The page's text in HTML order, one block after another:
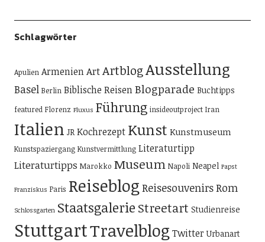
Schlagwörter
Apulien ArmenienArtArtblogAusstellung
Basel Berlin Biblische ReisenBlogparade Buchtipps
featured Florenz Fluxus Führung insideoutproject Iran
Italien JR Kochrezept Kunst Kunstmuseum
Kunstspaziergang Kunstvermittlung Literaturtipp
Literaturtipps Marokko Museum Napoli Neapel Papst
Franziskus Paris Reiseblog ReisesouvenirsRom
Schlossgarten Staatsgalerie Streetart Studienreise
StuttgartTravelblog Twitter Urbanart